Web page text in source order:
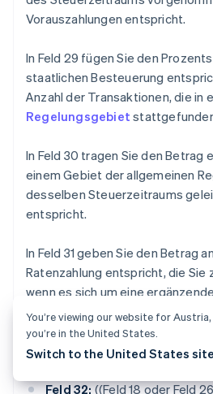
Vorauszahlungen entspricht.
In Feld 29 fügen Sie den
staatlichen Besteuerung
Anzahl der Transaktionen, die in
Regelungsgebiet
In Feld 30 tragen Sie den Betrag
einem Gebiet der allgemeinen
desselben Steuerzeitraums
entspricht.
In Feld 31 geben Sie den Betrag
Ratenzahlung entspricht, die Sie
wenn es sich um eine
handelt.
In Feld 32 wenden Sie folgende
Feld 32:((Feld 18 oder Feld
You’re viewing our website for
you’re in the United States.
Switch to the United States site